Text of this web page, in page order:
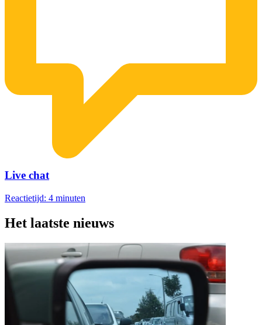
Live chat
Reactietijd: 4 minuten
Het laatste nieuws